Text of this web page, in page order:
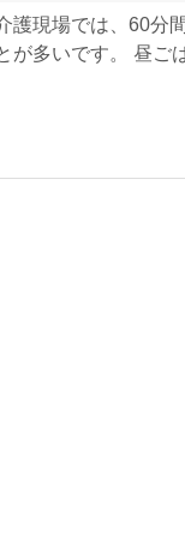
護現場では、60分
が多いです。 昼ご
べ、10分か15分で